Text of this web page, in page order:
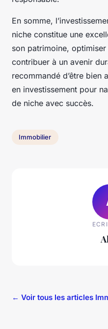
En somme,
niche constitue une
son patrimoine,
contribuer à un avenir
recommandé d’être bien
en investissement pour
de niche avec succès.
Immobilier
← Voir tous les articles